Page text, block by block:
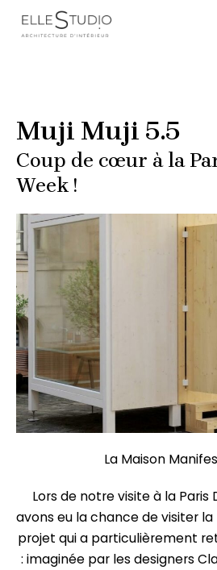
Muji Muji 5.5
Coup de cœur à la
Week !
La Maison
Lors de notre visite à la Paris
avons eu la chance de visiter la
projet qui a particulièrement
: imaginée par les designers